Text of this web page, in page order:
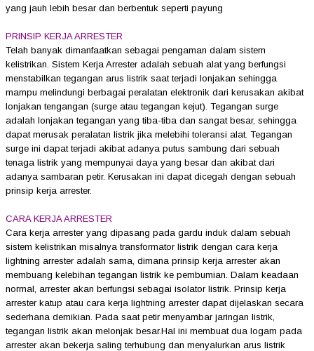
yang jauh lebih besar dan berbentuk seperti payung
PRINSIP KERJA ARRESTER
Telah banyak dimanfaatkan sebagai pengaman dalam sistem
kelistrikan. Sistem Kerja Arrester adalah sebuah alat yang berfungsi
menstabilkan tegangan arus listrik saat terjadi lonjakan sehingga
mampu melindungi berbagai peralatan elektronik dari kerusakan akibat
lonjakan tengangan (surge atau tegangan kejut). Tegangan surge
adalah lonjakan tegangan yang tiba-tiba dan sangat besar, sehingga
dapat merusak peralatan listrik jika melebihi toleransi alat. Tegangan
surge ini dapat terjadi akibat adanya putus sambung dari sebuah
tenaga listrik yang mempunyai daya yang besar dan akibat dari
adanya sambaran petir. Kerusakan ini dapat dicegah dengan sebuah
prinsip kerja arrester.
CARA KERJA ARRESTER
Cara kerja arrester yang dipasang pada gardu induk dalam sebuah
sistem kelistrikan misalnya transformator listrik dengan cara kerja
lightning arrester adalah sama, dimana prinsip kerja arrester akan
membuang kelebihan tegangan listrik ke pembumian. Dalam keadaan
normal, arrester akan berfungsi sebagai isolator listrik. Prinsip kerja
arrester katup atau cara kerja lightning arrester dapat dijelaskan secara
sederhana demikian. Pada saat petir menyambar jaringan listrik,
tegangan listrik akan melonjak besar.Hal ini membuat dua logam pada
arrester akan bekerja saling terhubung dan menyalurkan arus listrik